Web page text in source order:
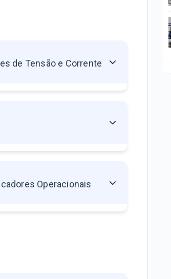
de Tensão e Corrente
Operacionais